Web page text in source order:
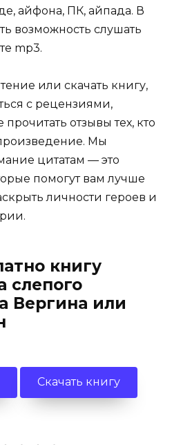
айфона, ПК, айпада. В
возможность слушать
mp3.
или скачать книгу,
с рецензиями,
отзывы тех, кто
Мы
цитатам — это
помогут вам лучше
личности героев и
книгу
слепого
Вергина или
Скачать книгу